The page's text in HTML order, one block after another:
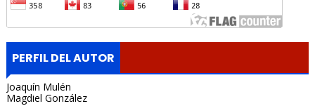
PERFIL DEL AUTOR
Joaquín Mulén
Magdiel González